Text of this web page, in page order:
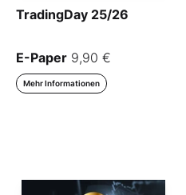
TradingDay 25/26
E-Paper 9,90 €
Mehr Informationen